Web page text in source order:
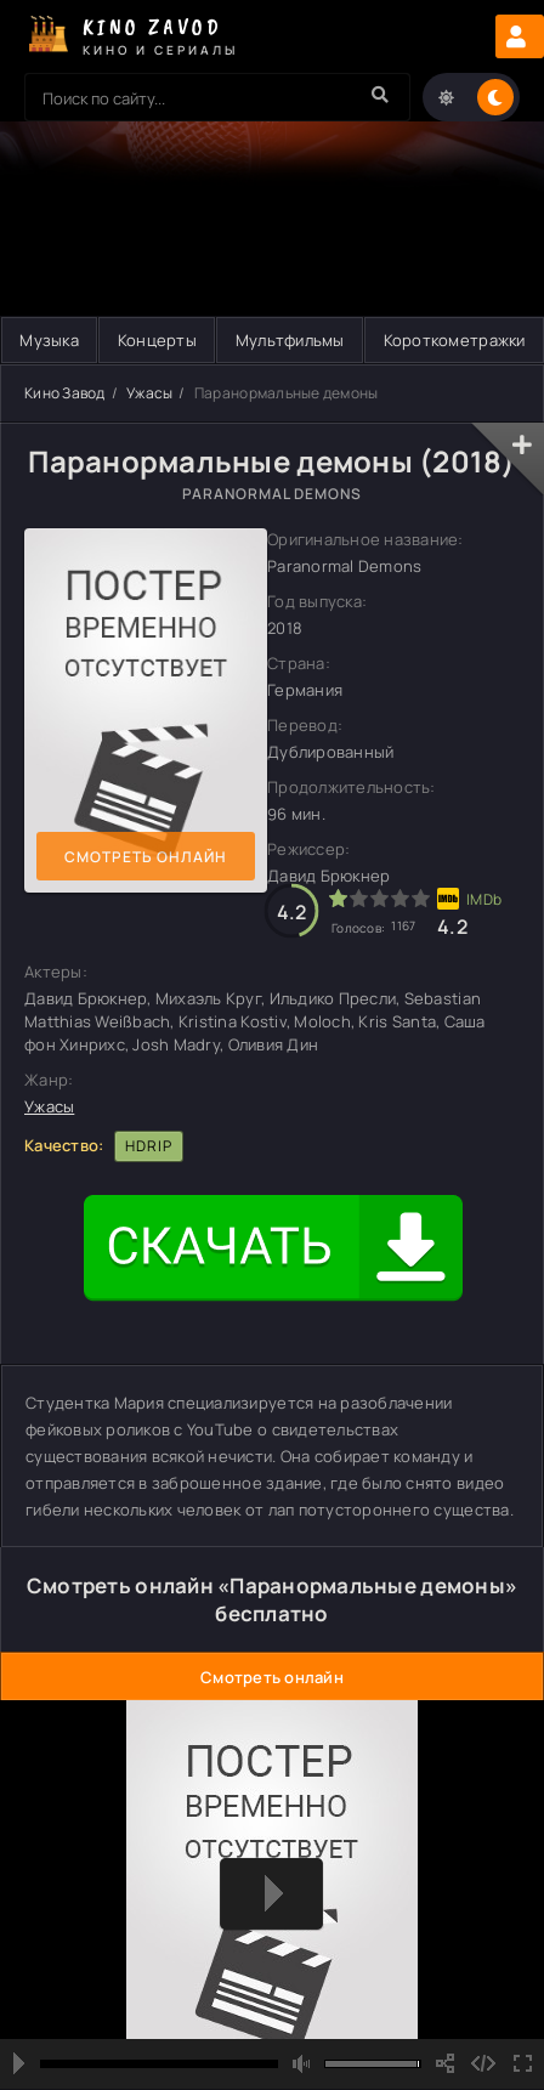
KINO ZAVOD
КИНО И СЕРИАЛЫ
Музыка Концерты Мультфильмы Короткометражки
Кино Завод Ужасы Паранормальные демоны
Паранормальные демоны (2018)
PARANORMAL DEMONS
СМОТРЕТЬ ОНЛАЙН
Оригинальное название:
Paranormal Demons
Год выпуска:
2018
Страна:
Германия
Перевод:
Дублированный
Продолжительность:
96 мин.
Режиссер:
Давид Брюкнер
4.2
Голосов: 1167 4.2
Актеры:
Давид Брюкнер, Михаэль Круг, Ильдико Пресли, Sebastian
Matthias Weißbach, Kristina Kostiv, Moloch, Kris Santa, Саша
фон Хинрихс, Josh Madry, Оливия Дин
Жанр:
Ужасы
Качество:
HDRIP
Студентка Мария специализируется на разоблачении
фейковых роликов с YouTube о свидетельствах
существования всякой нечисти. Она собирает команду и
отправляется в заброшенное здание, где было снято видео
гибели нескольких человек от лап потустороннего существа.
Смотреть онлайн «Паранормальные демоны»
бесплатно
Смотреть онлайн